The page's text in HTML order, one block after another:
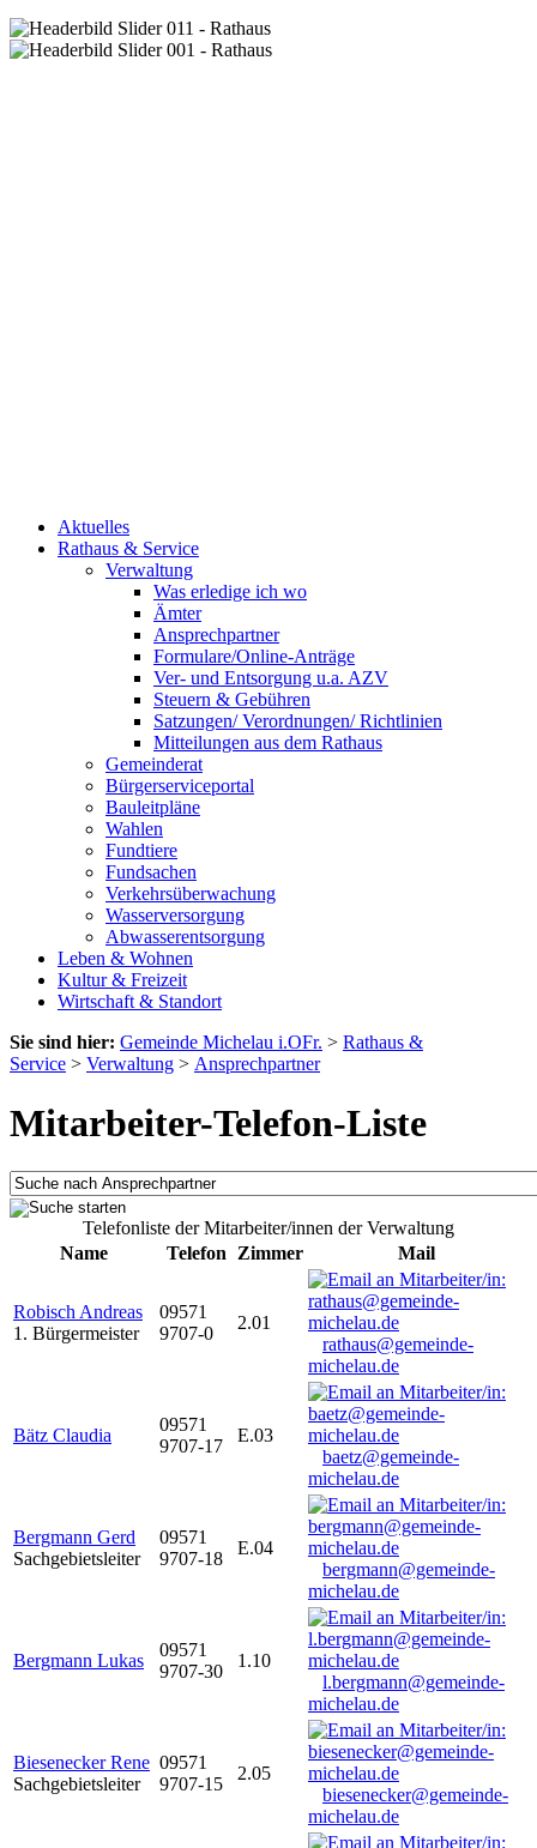
Aktuelles
Rathaus & Service
Verwaltung
Was erledige ich wo
Ämter
Ansprechpartner
Formulare/Online-Anträge
Ver- und Entsorgung u.a. AZV
Steuern & Gebühren
Satzungen/ Verordnungen/ Richtlinien
Mitteilungen aus dem Rathaus
Gemeinderat
Bürgerserviceportal
Bauleitpläne
Wahlen
Fundtiere
Fundsachen
Verkehrsüberwachung
Wasserversorgung
Abwasserentsorgung
Leben & Wohnen
Kultur & Freizeit
Wirtschaft & Standort
Sie sind hier: Gemeinde Michelau i.OFr. > Rathaus &
Service > Verwaltung > Ansprechpartner
Mitarbeiter-Telefon-Liste
Telefonliste der Mitarbeiter/innen der Verwaltung
Name
Telefon Zimmer Mail
Robisch Andreas
1. Bürgermeister
09571
9707-0
2.01
rathaus@gemeinde-
michelau.de
Bätz Claudia
09571
9707-17
E.03
baetz@gemeinde-
michelau.de
Bergmann Gerd
Sachgebietsleiter
09571
9707-18
E.04
bergmann@gemeinde-
michelau.de
Bergmann Lukas
09571
9707-30
1.10
l.bergmann@gemeinde-
michelau.de
Biesenecker Rene
Sachgebietsleiter
09571
9707-15
2.05
biesenecker@gemeinde-
michelau.de